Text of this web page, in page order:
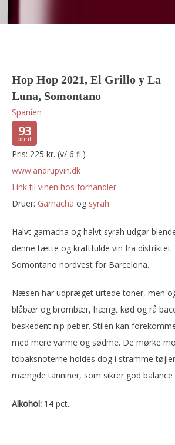
Hop Hop 2021, El Grillo y La
Luna, Somontano
Spanien
93
Pris: 225 kr. (v/ 6 fl.)
www.andrupvin.dk
Link til vinen hos forhandler.
Druer:
garnacha og syrah
Halvt garnacha og halvt syrah udgør
denne tætte og kraftfulde vin fra distriktet
Somontano nordvest for Barcelona.
Næsen har udpræget urtede toner, men
blåbær og brombær, hængt kød og rå
beskedent nip peber. Stilen kan
med mere varme og sødme. De mørke
tobaksnoterne holdes dog i stramme
mængde tanniner, som sikrer god balance
Alkohol: 14 pct.